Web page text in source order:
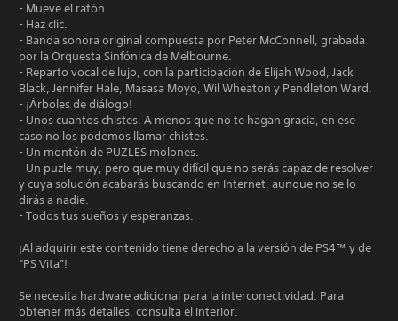
- Mueve el ratón.
- Haz clic.
- Banda sonora original compuesta por Peter McConnell, grabada
por la Orquesta Sinfónica de Melbourne.
- Reparto vocal de lujo, con la participación de Elijah Wood, Jack
Black, Jennifer Hale, Masasa Moyo, Wil Wheaton y Pendleton Ward.
- ¡Árboles de diálogo!
- Unos cuantos chistes. A menos que no te hagan gracia, en ese
caso no los podemos llamar chistes.
- Un montón de PUZLES molones.
- Un puzle muy, pero que muy difícil que no serás capaz de resolver
y cuya solución acabarás buscando en Internet, aunque no se lo
dirás a nadie.
- Todos tus sueños y esperanzas.
¡Al adquirir este contenido tiene derecho a la versión de PS4™ y de
“PS Vita”!
Se necesita hardware adicional para la interconectividad. Para
obtener más detalles, consulta el interior.